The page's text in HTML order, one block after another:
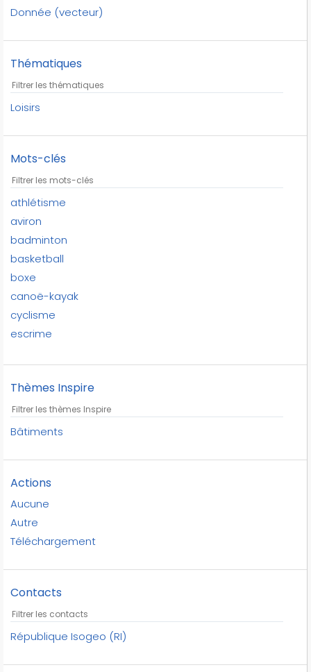
Donnée (vecteur)
Thématiques
Loisirs
Mots-clés
athlétisme
aviron
badminton
basketball
boxe
canoë-kayak
cyclisme
escrime
gymnastique
haltérophilie
handball
judo
lutte
natation
pentathlon moderne
rugby
sports
stades
taekwondo
Thèmes Inspire
Bâtiments
Actions
Aucune
Autre
Téléchargement
Contacts
République Isogeo (RI)